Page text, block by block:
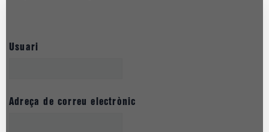
Usuari
Adreça de correu electrònic